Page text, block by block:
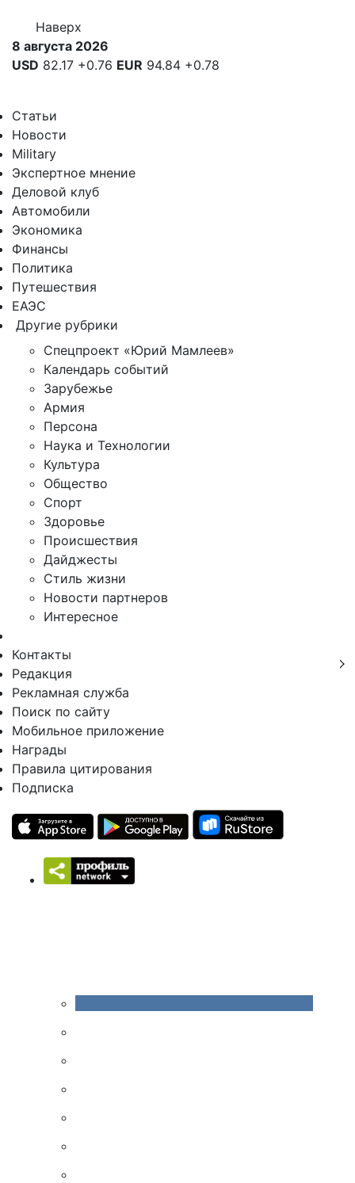
Наверх
8 августа 2026
USD 82.17 +0.76 EUR 94.84 +0.78
Статьи
Новости
Military
Экспертное мнение
Деловой клуб
Автомобили
Экономика
Финансы
Политика
Путешествия
ЕАЭС
Другие рубрики
Спецпроект «Юрий Мамлеев»
Календарь событий
Зарубежье
Армия
Персона
Наука и Технологии
Культура
Общество
Спорт
Здоровье
Происшествия
Дайджесты
Стиль жизни
Новости партнеров
Интересное
Контакты
Редакция
Рекламная служба
Поиск по сайту
Мобильное приложение
Награды
Правила цитирования
Подписка